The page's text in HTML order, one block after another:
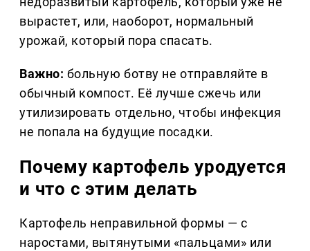
вырастет, или, наоборот, нормальный
урожай, который пора спасать.
Важно: больную ботву не отправляйте в
обычный компост. Её лучше сжечь или
утилизировать отдельно, чтобы инфекция
не попала на будущие посадки.
Почему картофель уродуется
и что с этим делать
Картофель неправильной формы — с
наростами, вытянутыми «пальцами» или